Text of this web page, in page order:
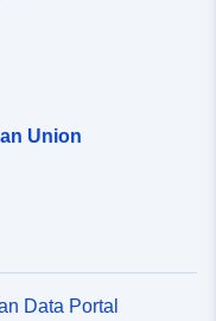
Union
Data Portal